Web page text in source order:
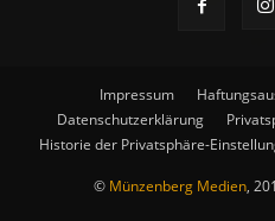
Impressum
Datenschutzerklärung
Historie der Privatsphäre-
© Münzenberg Medien,